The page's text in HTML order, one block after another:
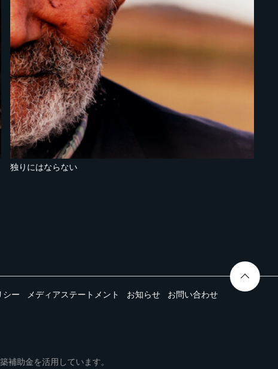
独りにはならない
シー メディアステートメント お知らせ お問い合わせ
助金を活用しています。